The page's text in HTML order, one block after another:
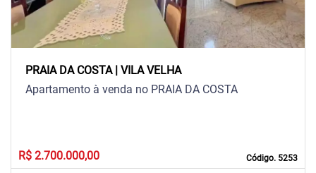
PRAIA DA COSTA | VILA VELHA
Código. 5253
Apartamento à venda no PRAIA DA COSTA
R$ 2.700.000,00